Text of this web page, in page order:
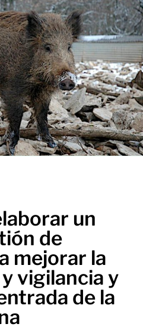
un
de
mejorar la
vigilancia y
de la